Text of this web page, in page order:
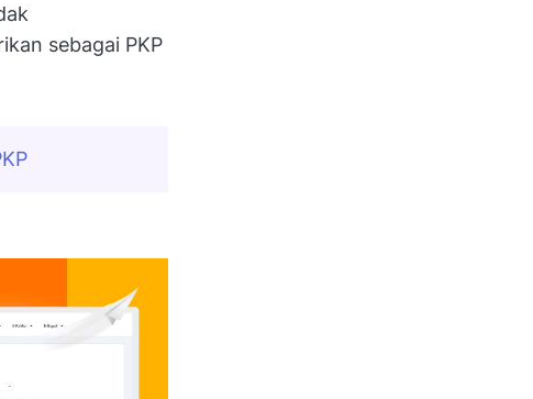
sebagai PKP